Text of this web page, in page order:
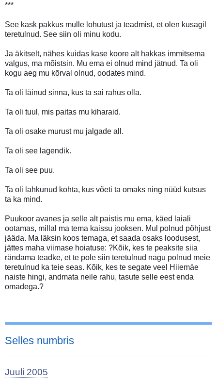
***
See kask pakkus mulle lohutust ja teadmist, et olen kusagil
teretulnud. See siin oli minu kodu.
Ja äkitselt, nähes kuidas kase koore alt hakkas immitsema
valgus, ma mõistsin. Mu ema ei olnud mind jätnud. Ta oli
kogu aeg mu kõrval olnud, oodates mind.
Ta oli läinud sinna, kus ta sai rahus olla.
Ta oli tuul, mis paitas mu kiharaid.
Ta oli osake murust mu jalgade all.
Ta oli see lagendik.
Ta oli see puu.
Ta oli lahkunud kohta, kus võeti ta omaks ning nüüd kutsus
ta ka mind.
Puukoor avanes ja selle alt paistis mu ema, käed laiali
ootamas, millal ma tema kaissu jooksen. Mul polnud põhjust
jääda. Ma läksin koos temaga, et saada osaks loodusest,
jättes maha viimase hoiatuse: ?Kõik, kes te peaksite siia
rändama teadke, et te pole siin teretulnud nagu polnud meie
teretulnud ka teie seas. Kõik, kes te segate veel Hiiemäe
naiste hingi, andmata neile rahu, tasute selle eest enda
omadega.?
Selles numbris
Juuli 2005